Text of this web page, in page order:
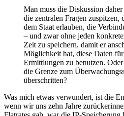
Man muss die Diskussion
die zentralen Fragen
dem Staat erlauben, die
– und zwar ohne jeden
Zeit zu speichern, damit er
Möglichkeit hat, diese Daten
Ermittlungen zu benutzen.
die Grenze zum
überschritten?
Was mich etwas verwundert, ist die
wenn wir uns zehn Jahre